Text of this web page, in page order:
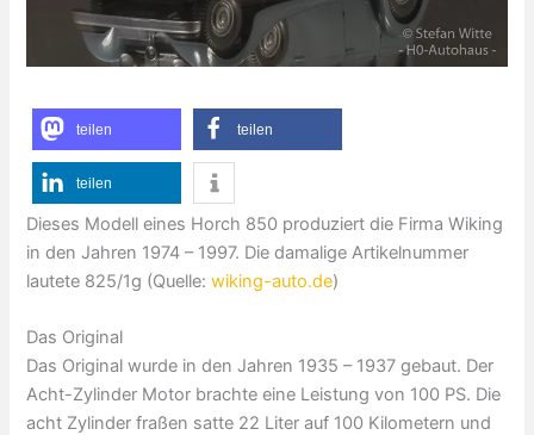
teilen teilen
teilen
Dieses Modell eines Horch 850 produziert die Firma Wiking
in den Jahren 1974 – 1997. Die damalige Artikelnummer
lautete 825/1g (Quelle:wiking-auto.de)
Das Original
Das Original wurde in den Jahren 1935 – 1937 gebaut. Der
Acht-Zylinder Motor brachte eine Leistung von 100 PS. Die
acht Zylinder fraßen satte 22 Liter auf 100 Kilometern und